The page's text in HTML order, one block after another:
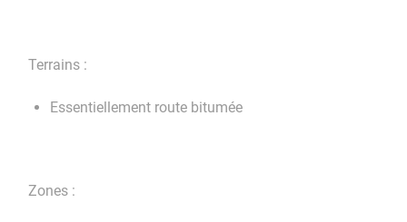
Terrains :
Essentiellement route bitumée
Zones :